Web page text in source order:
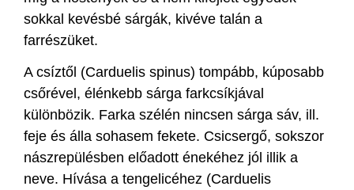
sokkal kevésbé sárgák, kivéve talán a
farrészüket.
A csíztől (Carduelis spinus) tompább, kúposabb
csőrével, élénkebb sárga farkcsíkjával
különbözik. Farka szélén nincsen sárga sáv, ill.
feje és álla sohasem fekete. Csicsergő, sokszor
nászrepülésben előadott énekéhez jól illik a
neve. Hívása a tengelicéhez (Carduelis